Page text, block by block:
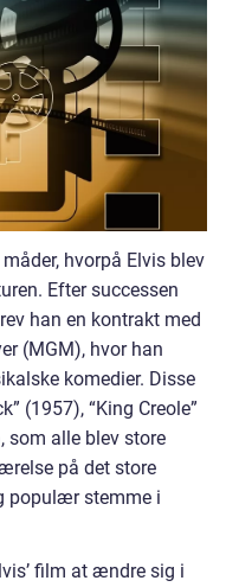
hvorpå Elvis blev
Efter successen
han en kontrakt med
(MGM), hvor han
komedier. Disse
(1957), “King Creole”
som alle blev store
på det store
populær stemme i
film at ændre sig i